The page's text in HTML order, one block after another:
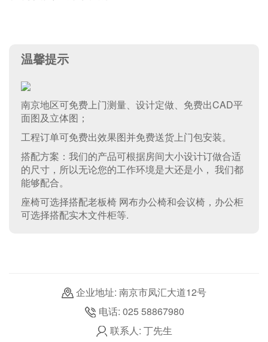
温馨提示
南京地区可免费上门测量、设计定做、免费出CAD平
面图及立体图；
工程订单可免费出效果图并免费送货上门包安装。
搭配方案：我们的产品可根据房间大小设计订做合适
的尺寸，所以无论您的工作环境是大还是小， 我们都
能够配合。
座椅可选择搭配老板椅 网布办公椅和会议椅，办公柜
可选择搭配实木文件柜等.
企业地址: 南京市凤汇大道12号
电话: 025 58867980
联系人: 丁先生